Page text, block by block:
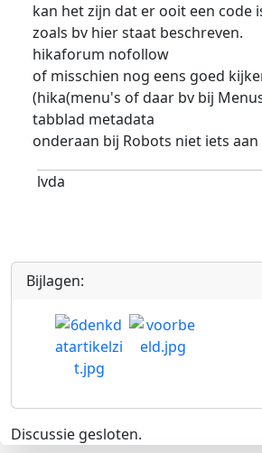
kan het zijn dat er ooit een code
zoals bv hier staat beschreven.
hikaforum nofollow
of misschien nog eens goed
(hika(menu's of daar bv bij
tabblad metadata
onderaan bij Robots niet iets
lvda
Bijlagen:
Discussie gesloten.